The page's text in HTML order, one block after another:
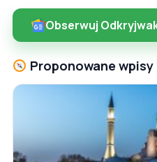
Obserwuj
Proponowane wpisy